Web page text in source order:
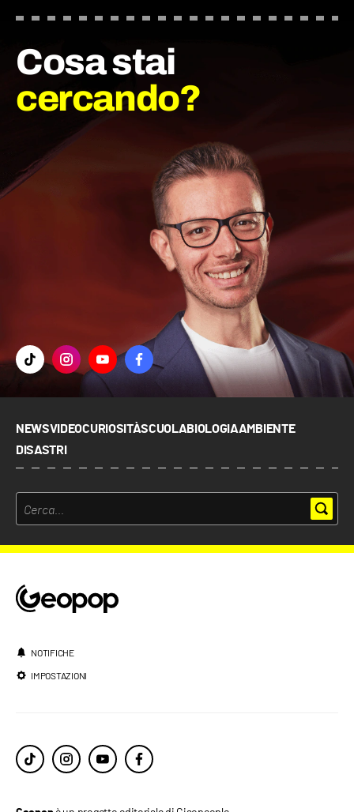
Cosa stai
cercando?
NEWSVIDEOCURIOSITÀSCUOLABIOLOGIAAMBIENTE
DISASTRI
NOTIFICHE
IMPOSTAZIONI